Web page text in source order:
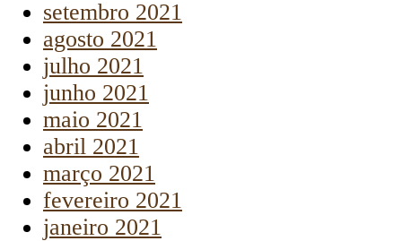
setembro 2021
agosto 2021
julho 2021
junho 2021
maio 2021
abril 2021
março 2021
fevereiro 2021
janeiro 2021